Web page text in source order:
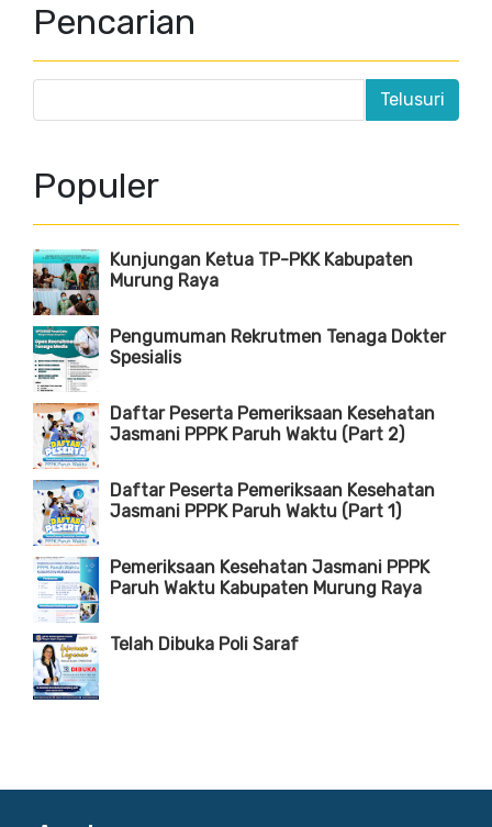
Pencarian
Populer
Kunjungan Ketua TP-PKK Kabupaten
Murung Raya
Pengumuman Rekrutmen Tenaga Dokter
Spesialis
Daftar Peserta Pemeriksaan Kesehatan
Jasmani PPPK Paruh Waktu (Part 2)
Daftar Peserta Pemeriksaan Kesehatan
Jasmani PPPK Paruh Waktu (Part 1)
Pemeriksaan Kesehatan Jasmani PPPK
Paruh Waktu Kabupaten Murung Raya
Telah Dibuka Poli Saraf